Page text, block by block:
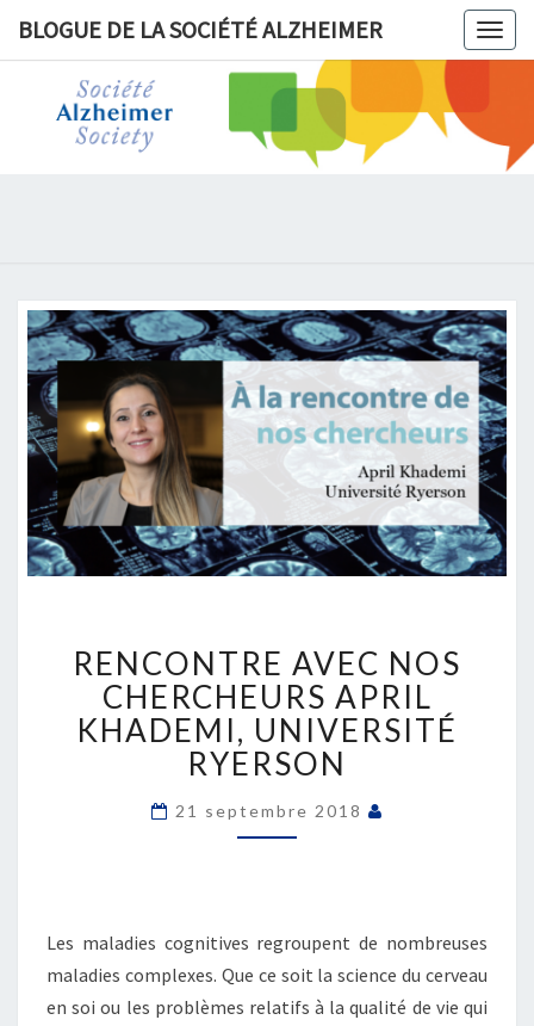
BLOGUE DE LA SOCIÉTÉ ALZHEIMER
BLOGUE
AVEC
NOS
CHERCHEURS
APRIL
KHADEMI,
RYERSON
RENCONTRE AVEC NOS
CHERCHEURS APRIL
KHADEMI, UNIVERSITÉ
RYERSON
21 septembre 2018
Les maladies cognitives regroupent de nombreuses
maladies complexes. Que ce soit la science du cerveau
en soi ou les problèmes relatifs à la qualité de vie qui